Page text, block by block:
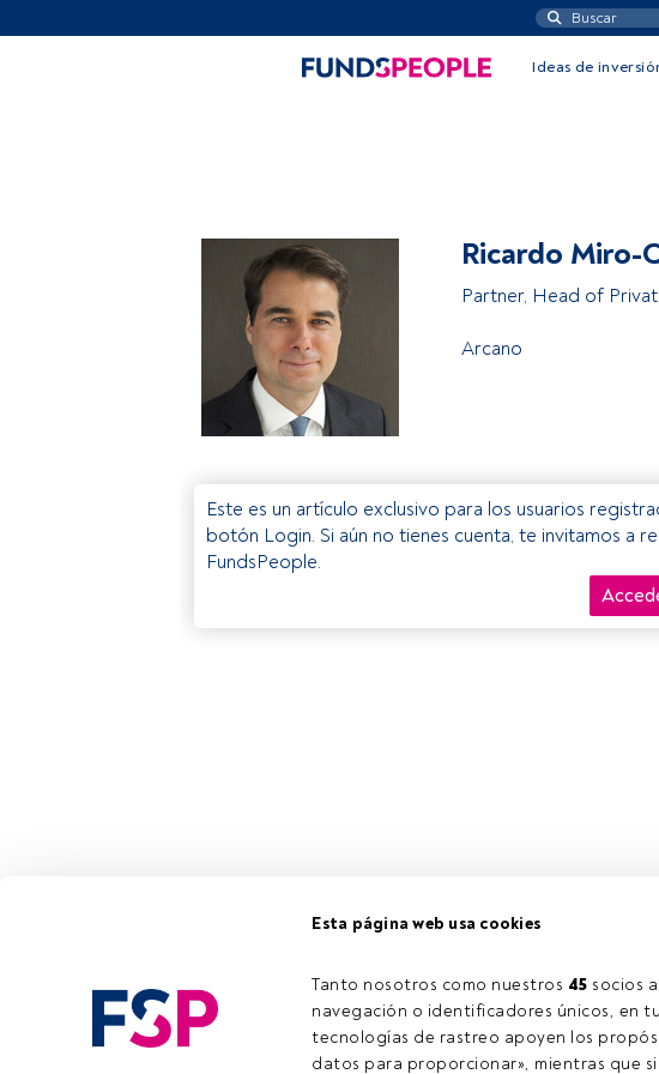
Esta página web usa cookies
Tanto nosotros como nuestros 45 socios
navegación o identificadores únicos, en
tecnologías de rastreo apoyen los
datos para proporcionar», mientras que
Ideas de
Ricardo Miro-
Partner, Head of
Arcano
Este es un artículo exclusivo para los usuarios
botón Login. Si aún no tienes cuenta, te invitamos
FundsPeople.